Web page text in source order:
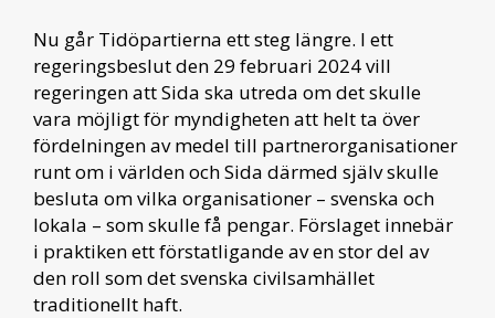
Nu går Tidöpartierna ett steg längre. I ett
regeringsbeslut den 29 februari 2024 vill
regeringen att Sida ska utreda om det skulle
vara möjligt för myndigheten att helt ta över
fördelningen av medel till partnerorganisationer
runt om i världen och Sida därmed själv skulle
besluta om vilka organisationer – svenska och
lokala – som skulle få pengar. Förslaget innebär
i praktiken ett förstatligande av en stor del av
den roll som det svenska civilsamhället
traditionellt haft.